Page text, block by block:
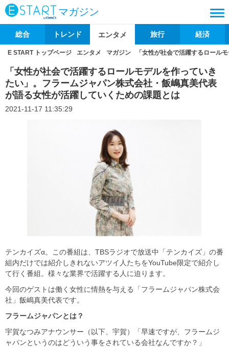
マガジン
総合 トレンド エンタメ 旅行 経済
E START トップページ エンタメ マガジン 「女性が社会で活躍するロール
「女性が社会で活躍するロールモデルを作っていき
たい」。フラームジャパン株式会社・飯嶋真美代表
が語る女性が活躍していくための課題とは
2021-11-17 11:35:29
テンカイズα。この番組は、TBSラジオで放送中「テンカイズ」の番
組内だけでは紹介しきれないアツイ人たちをYouTube限定で紹介し
て行く番組。様々な業界で活躍する人に迫ります。
今回のゲストは働く女性に情熱を与える「フラームジャパン株式会
社」飯嶋真美代表です。
フラームジャパンとは？
宇賀なつみアナウンサー（以下、宇賀）「早速ですが、フラームジ
ャパンというのはどういう事をされている会社なんですか？」